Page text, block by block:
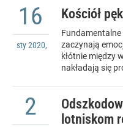
Kościół
16
sty 2020,
zaczynają
kłótnie między
nakładają się
lotniskom
2